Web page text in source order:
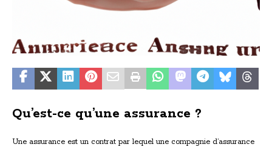
Qu’est-ce qu’une assurance ?
Une assurance est un contrat par lequel une compagnie d’assurance